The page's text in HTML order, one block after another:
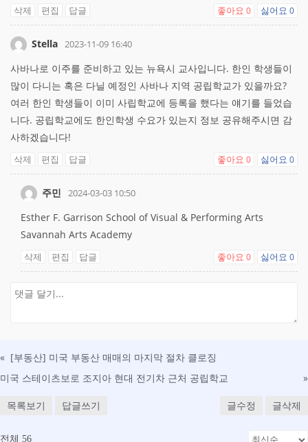
삭제 편집 답글 좋아요 0 싫어요 0
Stella 2023-11-09 16:40
사바나로 이주를 준비하고 있는 뉴욕시 교사입니다. 한인 학생들이
많이 다니는 혹은 다닐 예정인 사바나 지역 공립학교가 있을까요?
여러 한인 학생들이 이미 사립학교에 등록을 했다는 얘기를 들었습
니다. 공립학교에도 한인학생 수요가 있는지 정보 공유해주시면 감
사하겠습니다!
삭제 편집 답글 좋아요 0 싫어요 0
주민 2024-03-03 10:50
Esther F. Garrison School of Visual & Performing Arts
Savannah Arts Academy
삭제 편집 답글 좋아요 0 싫어요 0
« [부동산] 미국 부동산 매매의 마지막 절차 클로징
미국 스테이츠보로 조지아 현대 전기차 근처 공립학교
»
목록보기 답글쓰기 글수정 글삭제
전체 56